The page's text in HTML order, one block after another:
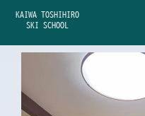
KAIWA TOSHIHIRO
SKI SCHOOL